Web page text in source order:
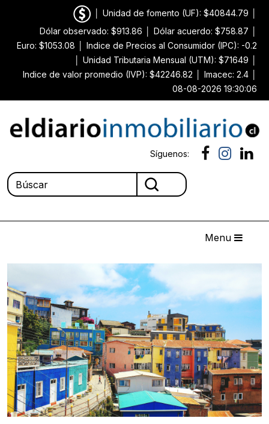
Unidad de fomento (UF): $40844.79
Dólar observado: $913.86
Dólar acuerdo: $758.87
Euro: $1053.08
Indice de Precios al Consumidor (IPC): -0.2
Unidad Tributaria Mensual (UTM): $71649
Indice de valor promedio (IVP): $42246.82
Imacec: 2.4
08-08-2026 19:30:06
Síguenos:
Menu